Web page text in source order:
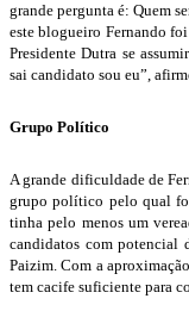
grande pergunta é: Quem
este blogueiro Fernando
Presidente Dutra se
sai candidato sou eu”,
Grupo Político
A grande dificuldade de
grupo político pelo qual
tinha pelo menos um
candidatos com potencial
Paizim. Com a
tem cacife suficiente para